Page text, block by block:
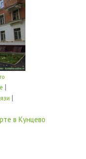
|
|
в Кунцево